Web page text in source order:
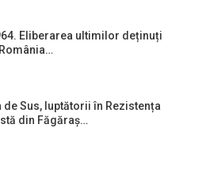
Eliberarea ultimilor deținuți
de Sus, luptătorii în Rezistența
din Făgăraș…